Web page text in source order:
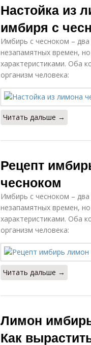
Настойка из
имбиря с
Имбирь с чесноком –
незапамятных времен,
характеристиками. Оба
организм человека:
Читать дальше →
Рецепт
чесноком
Имбирь с чесноком –
незапамятных времен,
характеристиками. Оба
организм человека:
Читать дальше →
Лимон
Как